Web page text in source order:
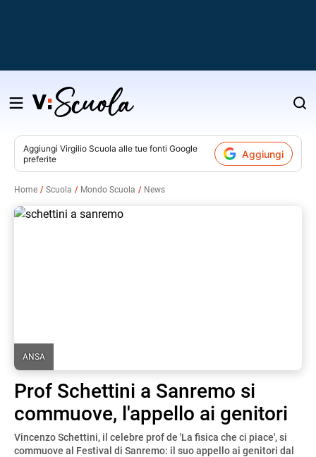
Salta
contenuto
Aggiungi Virgilio Scuola alle tue fonti Google
preferite
Aggiungi
Home Scuola Mondo Scuola News
ANSA
Prof Schettini a Sanremo si
commuove, l'appello ai genitori
Vincenzo Schettini, il celebre prof de 'La fisica che ci piace', si
commuove al Festival di Sanremo: il suo appello ai genitori dal